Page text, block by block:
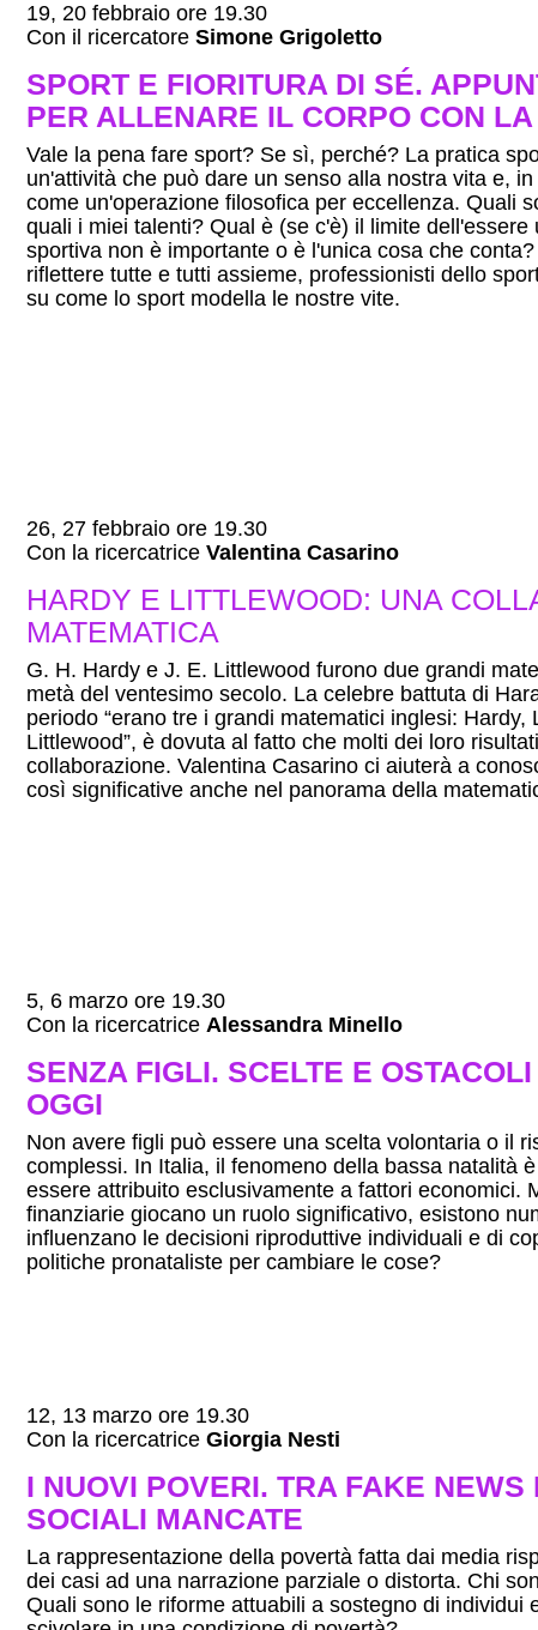
19, 20 febbraio ore 19.30
Con il ricercatore Simone Grigoletto
SPORT E FIORITURA DI SÉ.
PER ALLENARE IL CORPO CON LA
Vale la pena fare sport? Se sì, perché? La pratica
un'attività che può dare un senso alla nostra vita e,
come un'operazione filosofica per eccellenza. Quali
quali i miei talenti? Qual è (se c'è) il limite dell'essere
sportiva non è importante o è l'unica cosa che
riflettere tutte e tutti assieme, professionisti dello
su come lo sport modella le nostre vite.
26, 27 febbraio ore 19.30
Con la ricercatrice Valentina Casarino
HARDY E LITTLEWOOD: UNA
MATEMATICA
G. H. Hardy e J. E. Littlewood furono due grandi
metà del ventesimo secolo. La celebre battuta di
periodo “erano tre i grandi matematici inglesi: Hardy,
Littlewood”, è dovuta al fatto che molti dei loro
collaborazione. Valentina Casarino ci aiuterà a
così significative anche nel panorama della
5, 6 marzo ore 19.30
Con la ricercatrice Alessandra Minello
SENZA FIGLI. SCELTE E
OGGI
Non avere figli può essere una scelta volontaria o il
complessi. In Italia, il fenomeno della bassa natalità
essere attribuito esclusivamente a fattori economici.
finanziarie giocano un ruolo significativo, esistono
influenzano le decisioni riproduttive individuali e di
politiche pronataliste per cambiare le cose?
12, 13 marzo ore 19.30
Con la ricercatrice Giorgia Nesti
I NUOVI POVERI. TRA FAKE NEWS
SOCIALI MANCATE
La rappresentazione della povertà fatta dai media
dei casi ad una narrazione parziale o distorta. Chi
Quali sono le riforme attuabili a sostegno di individui